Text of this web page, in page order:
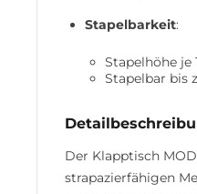
Stapelbarkeit:
Stapelhöhe je
Stapelbar bis
Der Klapptisch
strapazierfähigen